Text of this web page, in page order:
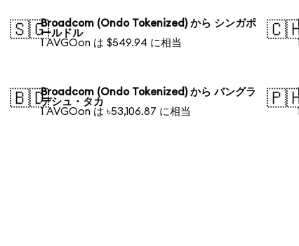
🇸🇬Broadcom (Ondo Tokenized) から シンガポ
ールドル
1 AVGOon は $549.94 に相当
🇧🇩Broadcom (Ondo Tokenized) から バングラ
デシュ・タカ
1 AVGOon は ৳53,106.87 に相当